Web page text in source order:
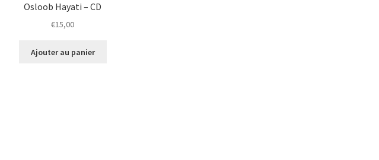
Osloob Hayati – CD
€15,00
Ajouter au panier